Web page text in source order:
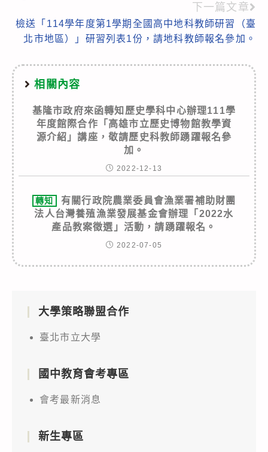
下一篇文章
檢送「114學年度第1學期全國高中地科教師研習（臺
北市地區）」研習列表1份，請地科教師報名參加。
相關內容
基隆市政府來函轉知歷史學科中心辦理111學
年度館際合作「高雄市立歷史博物館教學資
源介紹」講座，敬請歷史科教師踴躍報名參
加。
2022-12-13
轉知
有關行政院農業委員會漁業署補助財團
法人台灣養殖漁業發展基金會辦理「2022水
產品教案徵選」活動，請踴躍報名。
2022-07-05
大學策略聯盟合作
臺北市立大學
國中教育會考專區
會考最新消息
新生專區